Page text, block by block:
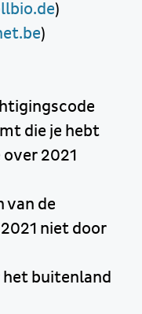
)
)
die je hebt
2021
van de
niet door
het buitenland